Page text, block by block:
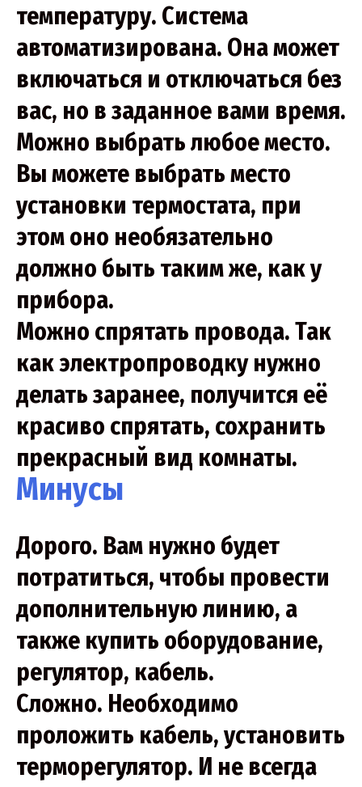
температуру. Система
автоматизирована. Она может
включаться и отключаться без
вас, но в заданное вами время.
Можно выбрать любое место.
Вы можете выбрать место
установки термостата, при
этом оно необязательно
должно быть таким же, как у
прибора.
Можно спрятать провода. Так
как электропроводку нужно
делать заранее, получится её
красиво спрятать, сохранить
прекрасный вид комнаты.
Минусы
Дорого. Вам нужно будет
потратиться, чтобы провести
дополнительную линию, а
также купить оборудование,
регулятор, кабель.
Сложно. Необходимо
проложить кабель, установить
терморегулятор. И не всегда